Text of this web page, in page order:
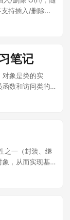
动构造
{ // 至于
动构造函数，是
_ptr = p._ptr; //
{ // 返回指针
针 return _ptr;
} T *release()
nullptr) { if (_ptr
空 new ptr 由用
&&p) 移动赋值
持插入/删除，
O(1)，随机访
有序集合，
/删除/查找
找 O(logn)
无序容器
合，插入/删除/
除/查找 O(1) 容
入/删除元素
队头删除元素
排序，每次取出
std; //
// 尾部删
插入和删除元
笔记
象是类的实
数和访问类的
充 指针
统）或 8 字节
：内存分配和
针：指向的内存
式： 对象：直
-> 操作
之一（封装、继
象，从而实现基
象的成员函
一个作用域
函数。注意，